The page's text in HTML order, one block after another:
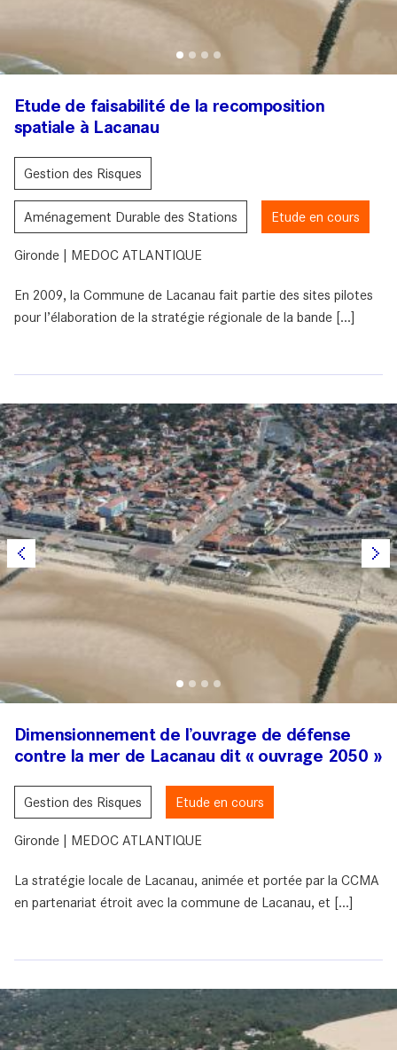
Etude de faisabilité de la recomposition
spatiale à Lacanau
Gestion des Risques
Aménagement Durable des Stations Etude en cours
Gironde | MEDOC ATLANTIQUE
En 2009, la Commune de Lacanau fait partie des sites pilotes
pour l’élaboration de la stratégie régionale de la bande [...]
Dimensionnement de l’ouvrage de défense
contre la mer de Lacanau dit « ouvrage 2050 »
Gestion des Risques Etude en cours
Gironde | MEDOC ATLANTIQUE
La stratégie locale de Lacanau, animée et portée par la CCMA
en partenariat étroit avec la commune de Lacanau, et [...]